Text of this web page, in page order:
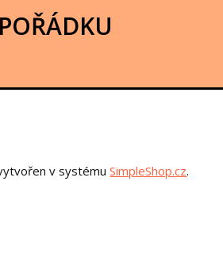
v systémuSimpleShop.cz.